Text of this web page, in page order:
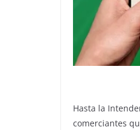
Hasta la
comerciantes